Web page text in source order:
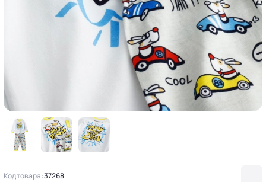
Код товара:37268